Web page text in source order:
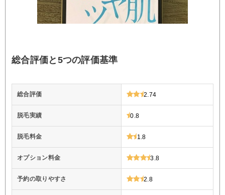
総合評価と5つの評価基準
総合評価 2.74
脱毛実績 0.8
脱毛料金 1.8
オプション料金 3.8
予約の取りやすさ 2.8